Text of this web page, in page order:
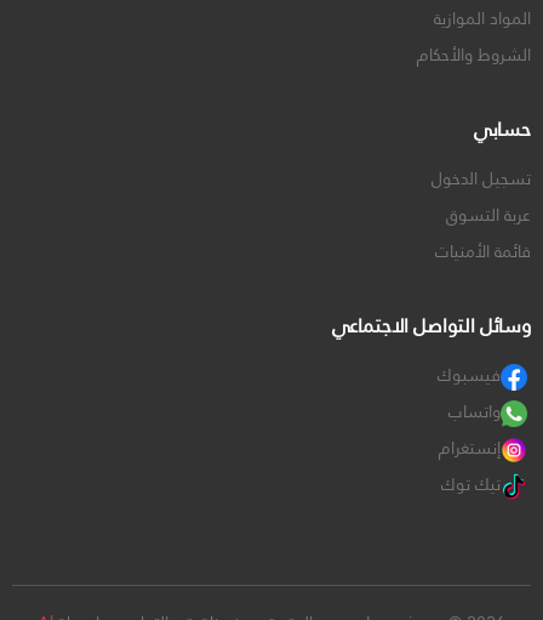
المواد الموازية
الشروط والأحكام
حسابي
تسجيل الدخول
عربة التسوق
قائمة الأمنيات
وسائل التواصل الاجتماعي
فيسبوك
واتساب
إنستغرام
تيك توك